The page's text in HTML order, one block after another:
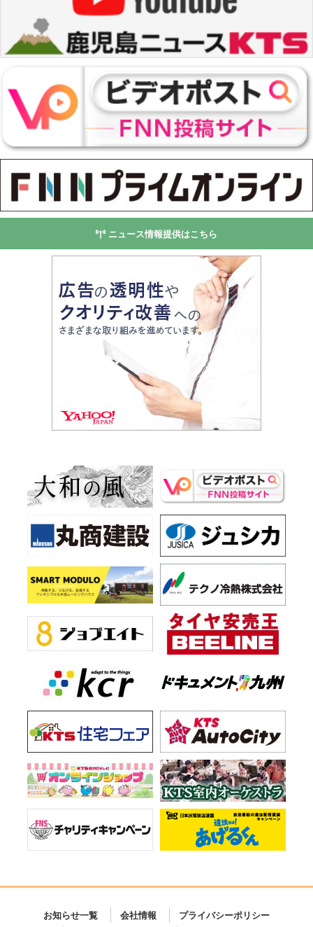
ニュース情報提供はこちら
お知らせ一覧 会社情報
プライバシーポリシー